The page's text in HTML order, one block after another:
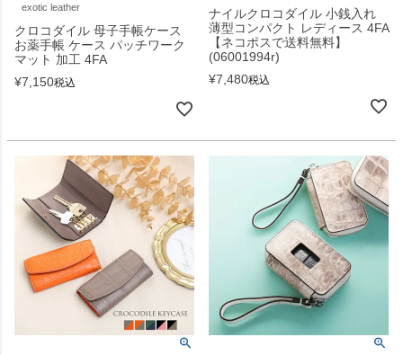
exotic leather
クロコダイル 母子手帳ケース
お薬手帳 ケース パッチワーク
マット 加工 4FA
¥7,150税込
ナイルクロコダイル 小銭入れ
薄型コンパクト レディース 4FA
【ネコポスで送料無料】
(06001994r)
¥7,480税込